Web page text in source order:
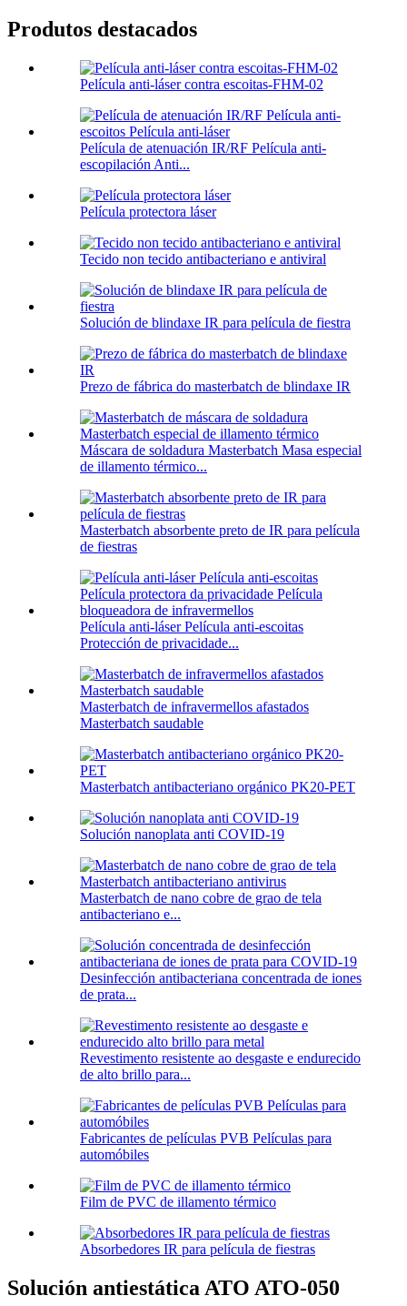
Produtos destacados
Película anti-láser contra escoitas-FHM-02
Película de atenuación IR/RF Película anti-
escopilación Anti...
Película protectora láser
Tecido non tecido antibacteriano e antiviral
Solución de blindaxe IR para película de fiestra
Prezo de fábrica do masterbatch de blindaxe IR
Máscara de soldadura Masterbatch Masa especial
de illamento térmico...
Masterbatch absorbente preto de IR para película
de fiestras
Película anti-láser Película anti-escoitas
Protección de privacidade...
Masterbatch de infravermellos afastados
Masterbatch saudable
Masterbatch antibacteriano orgánico PK20-PET
Solución nanoplata anti COVID-19
Masterbatch de nano cobre de grao de tela
antibacteriano e...
Desinfección antibacteriana concentrada de iones
de prata...
Revestimento resistente ao desgaste e endurecido
de alto brillo para...
Fabricantes de películas PVB Películas para
automóbiles
Film de PVC de illamento térmico
Absorbedores IR para película de fiestras
Solución antiestática ATO ATO-050